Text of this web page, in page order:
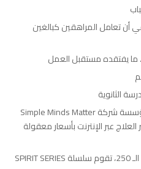
أن تعامل المراهقين كبالغين
ما يفتقده مستقبل العمل
الثانوية
أسئلة وأجوبة مع شوريا كانشارلا، مؤسسة شركة Simple Minds Matter
حول توفير العلاج عبر الإنترنت بأسعار معقولة
سؤال وجواب: مع بلوغ أمريكا عامها الـ 250، تقوم سلسلة SPIRIT SERIES